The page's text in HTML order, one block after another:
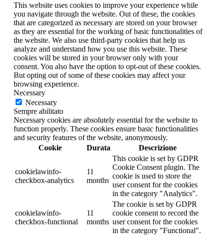
This website uses cookies to improve your experience while
you navigate through the website. Out of these, the cookies
that are categorized as necessary are stored on your browser
as they are essential for the working of basic functionalities of
the website. We also use third-party cookies that help us
analyze and understand how you use this website. These
cookies will be stored in your browser only with your
consent. You also have the option to opt-out of these cookies.
But opting out of some of these cookies may affect your
browsing experience.
Necessary
Necessary
Sempre abilitato
Necessary cookies are absolutely essential for the website to
function properly. These cookies ensure basic functionalities
and security features of the website, anonymously.
Cookie
Durata Descrizione
cookielawinfo-
checkbox-analytics
11
months
This cookie is set by GDPR
Cookie Consent plugin. The
cookie is used to store the
user consent for the cookies
in the category "Analytics".
cookielawinfo-
checkbox-functional
11
months
The cookie is set by GDPR
cookie consent to record the
user consent for the cookies
in the category "Functional".